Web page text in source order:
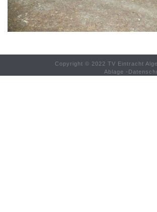
Copyright © 2022 TV Eintracht
Ablage -